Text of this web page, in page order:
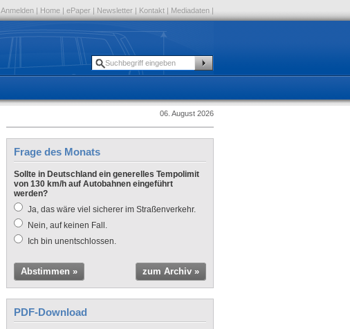
Anmelden | Home | ePaper | Newsletter | Kontakt | Mediadaten |
06. August 2026
Frage des Monats
Sollte in Deutschland ein generelles Tempolimit
von 130 km/h auf Autobahnen eingeführt
werden?
Ja, das wäre viel sicherer im Straßenverkehr.
Nein, auf keinen Fall.
Ich bin unentschlossen.
Abstimmen » zum Archiv »
PDF-Download